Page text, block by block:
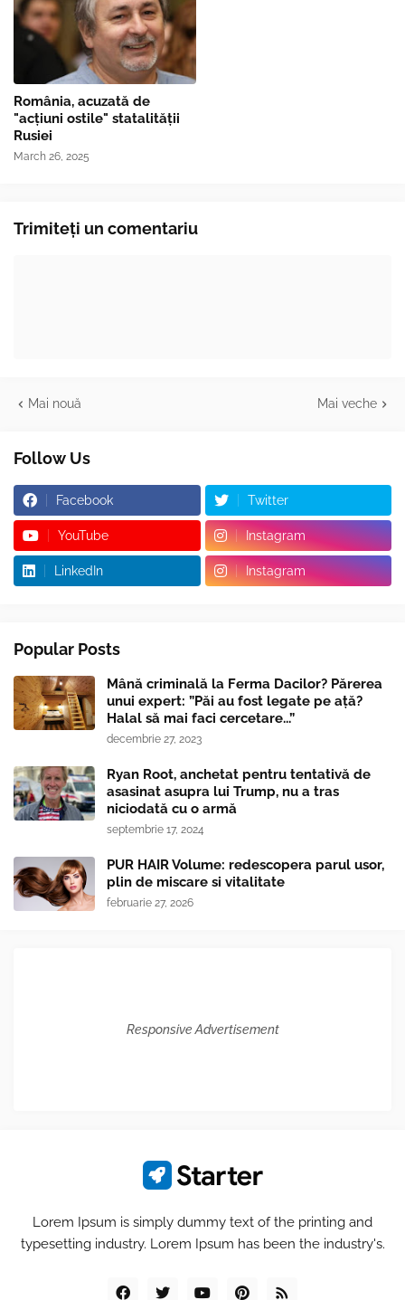
România, acuzată de
"acțiuni ostile" statalității
Rusiei
March 26, 2025
Trimiteți un comentariu
Mai nouă Mai veche
Follow Us
Facebook Twitter
YouTube Instagram
LinkedIn Instagram
Popular Posts
Mână criminală la Ferma Dacilor? Părerea
unui expert: ”Păi au fost legate pe ață?
Halal să mai faci cercetare...”
decembrie 27, 2023
Ryan Root, anchetat pentru tentativă de
asasinat asupra lui Trump, nu a tras
niciodată cu o armă
septembrie 17, 2024
PUR HAIR Volume: redescopera parul usor,
plin de miscare si vitalitate
februarie 27, 2026
Responsive Advertisement
Lorem Ipsum is simply dummy text of the printing and
typesetting industry. Lorem Ipsum has been the industry's.